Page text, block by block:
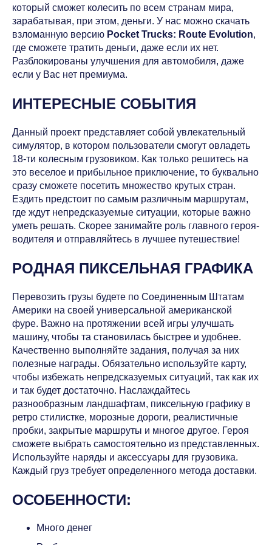
который сможет колесить по всем странам мира,
зарабатывая, при этом, деньги. У нас можно скачать
взломанную версию Pocket Trucks: Route Evolution,
где сможете тратить деньги, даже если их нет.
Разблокированы улучшения для автомобиля, даже
если у Вас нет премиума.
ИНТЕРЕСНЫЕ СОБЫТИЯ
Данный проект представляет собой увлекательный
симулятор, в котором пользователи смогут овладеть
18-ти колесным грузовиком. Как только решитесь на
это веселое и прибыльное приключение, то буквально
сразу сможете посетить множество крутых стран.
Ездить предстоит по самым различным маршрутам,
где ждут непредсказуемые ситуации, которые важно
уметь решать. Скорее занимайте роль главного героя-
водителя и отправляйтесь в лучшее путешествие!
РОДНАЯ ПИКСЕЛЬНАЯ ГРАФИКА
Перевозить грузы будете по Соединенным Штатам
Америки на своей универсальной американской
фуре. Важно на протяжении всей игры улучшать
машину, чтобы та становилась быстрее и удобнее.
Качественно выполняйте задания, получая за них
полезные награды. Обязательно используйте карту,
чтобы избежать непредсказуемых ситуаций, так как их
и так будет достаточно. Наслаждайтесь
разнообразным ландшафтам, пиксельную графику в
ретро стилистке, морозные дороги, реалистичные
пробки, закрытые маршруты и многое другое. Героя
сможете выбрать самостоятельно из представленных.
Используйте наряды и аксессуары для грузовика.
Каждый груз требует определенного метода доставки.
ОСОБЕННОСТИ:
Много денег